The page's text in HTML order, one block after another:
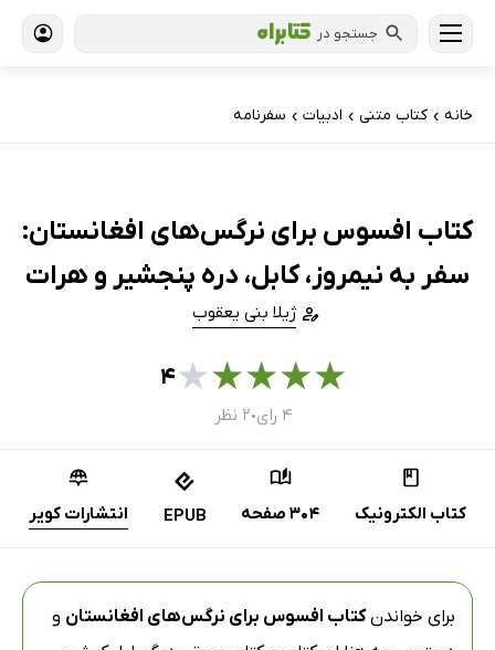
جستجو در
خانه › کتاب‌ متنی › ادبیات › سفرنامه
کتاب افسوس برای نرگس‌های افغانستان:
سفر به نیمروز، کابل، دره پنجشیر و هرات
ژیلا بنی یعقوب
★
★
★
★
★۴
۴ رای ● ۲ نظر
کتاب الکترونیک 304 صفحه EPUB انتشارات کویر
برای خواندنکتاب افسوس برای نرگس‌های افغانستان و